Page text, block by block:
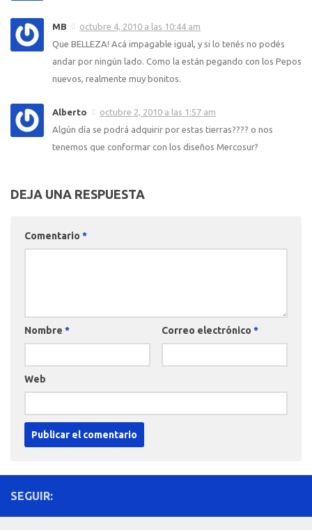
MB
octubre 4, 2010 a las 10:44 am
Que BELLEZA! Acá impagable igual, y si lo tenés no podés
andar por ningún lado. Como la están pegando con los Pepos
nuevos, realmente muy bonitos.
Alberto
octubre 2, 2010 a las 1:57 am
Algún día se podrá adquirir por estas tierras???? o nos
tenemos que conformar con los diseños Mercosur?
DEJA UNA RESPUESTA
Comentario *
Nombre * Correo electrónico *
Web
SEGUIR: